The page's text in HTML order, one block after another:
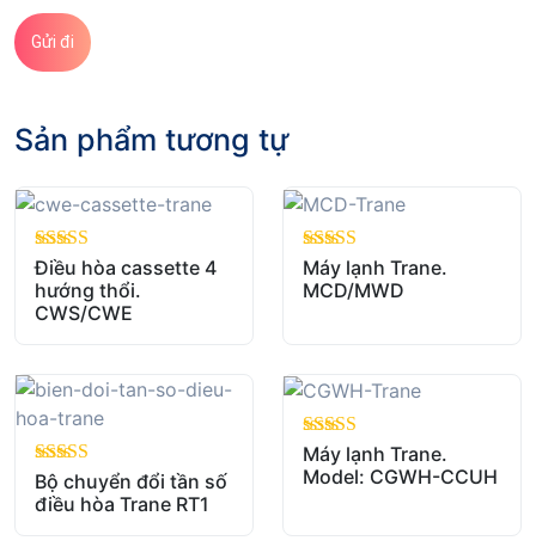
Sản phẩm tương tự
out of 5
Điều hòa cassette 4
hướng thổi.
CWS/CWE
out of 5
Máy lạnh Trane.
MCD/MWD
out of 5
Bộ chuyển đổi tần số
điều hòa Trane RT1
out of 5
Máy lạnh Trane.
Model: CGWH-CCUH